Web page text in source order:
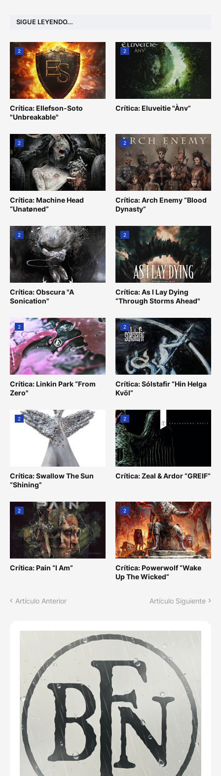
SIGUE LEYENDO...
2
Crítica: Ellefson-Soto
"Unbreakable"
2
Crítica: Eluveitie "Ànv”
2
Crítica: Machine Head
“Unatøned”
2
Crítica: Arch Enemy “Blood
Dynasty”
2
Crítica: Obscura "A
Sonication"
2
Crítica: As I Lay Dying
“Through Storms Ahead"
2
Crítica: Linkin Park “From
Zero"
2
Crítica: Sólstafir “Hin Helga
Kvöl”
2
Crítica: Swallow The Sun
“Shining”
2
Crítica: Zeal & Ardor “GREIF”
2
Crítica: Pain “I Am”
2
Crítica: Powerwolf “Wake
Up The Wicked”
Artículo Anterior Artículo Siguiente